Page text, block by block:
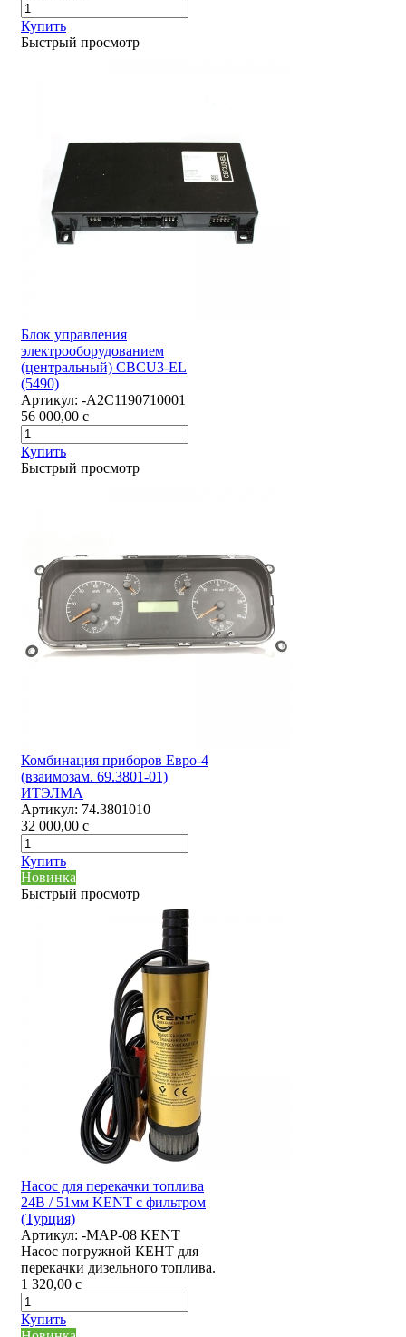
Купить
Быстрый просмотр
Блок управления
электрооборудованием
(центральный) CBCU3-EL
(5490)
Артикул: -А2С1190710001
56 000,00 c
Купить
Быстрый просмотр
Комбинация приборов Евро-4
(взаимозам. 69.3801-01)
ИТЭЛМА
Артикул: 74.3801010
32 000,00 c
Купить
Новинка
Быстрый просмотр
Насос для перекачки топлива
24В / 51мм KENT с фильтром
(Турция)
Артикул: -MAP-08 KENT
Насос погружной КЕНТ для
перекачки дизельного топлива.
1 320,00 c
Купить